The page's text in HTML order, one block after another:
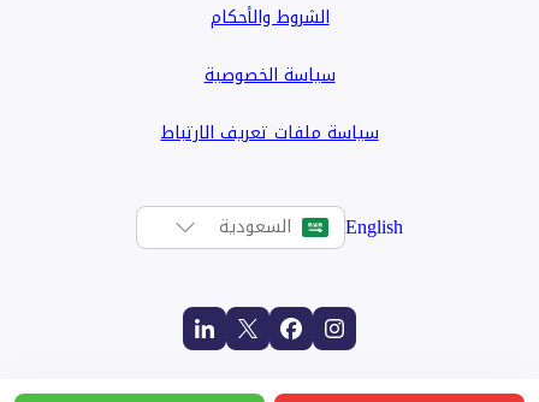
الشروط والأحكام
سياسة الخصوصية
سياسة ملفات تعريف الارتباط
English السعودية